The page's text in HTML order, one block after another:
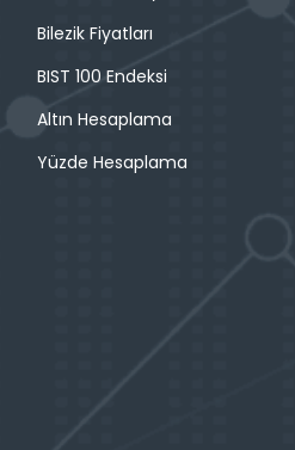
Bilezik Fiyatları
BIST 100 Endeksi
Altın Hesaplama
Yüzde Hesaplama